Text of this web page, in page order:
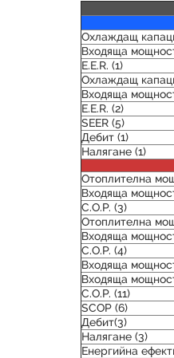
Охлаждащ
Входяща
E.E.R. (1)
Охлаждащ
Входяща
E.E.R. (2)
SEER (5)
Дебит (1)
Налягане (1)
Отоплителна
Входяща
C.O.P. (3)
Отоплителна
Входяща
C.O.P. (4)
Входяща
Входяща
C.O.P. (11)
SCOP (6)
Дебит(3)
Налягане (3)
Енергийна